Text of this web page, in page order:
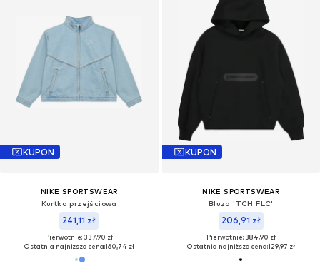
KUPON
NIKE SPORTSWEAR
Kurtka przejściowa
241,11 zł
Pierwotnie: 337,90 zł
Ostatnia najniższa cena:160,74 zł
KUPON
NIKE SPORTSWEAR
Bluza 'TCH FLC'
206,91 zł
Pierwotnie: 384,90 zł
Ostatnia najniższa cena:129,97 zł